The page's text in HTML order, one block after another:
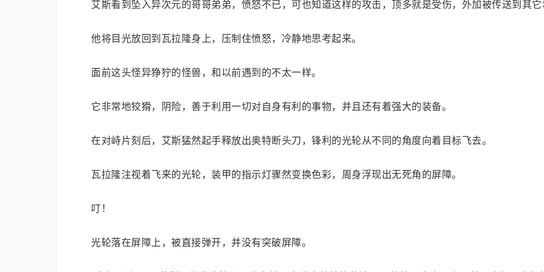
艾斯看到坠入异次元的哥哥弟弟，愤怒不已，可也知道这样的攻击，顶多就是受伤，外加被传送到其
他将目光放回到瓦拉隆身上，压制住愤怒，冷静地思考起来。
面前这头怪异狰狞的怪兽，和以前遇到的不太一样。
它非常地狡猾，阴险，善于利用一切对自身有利的事物，并且还有着强大的装备。
在对峙片刻后，艾斯猛然起手释放出奥特断头刀，锋利的光轮从不同的角度向着目标飞去。
瓦拉隆注视着飞来的光轮，装甲的指示灯骤然变换色彩，周身浮现出无死角的屏障。
叮！
光轮落在屏障上，被直接弹开，并没有突破屏障。